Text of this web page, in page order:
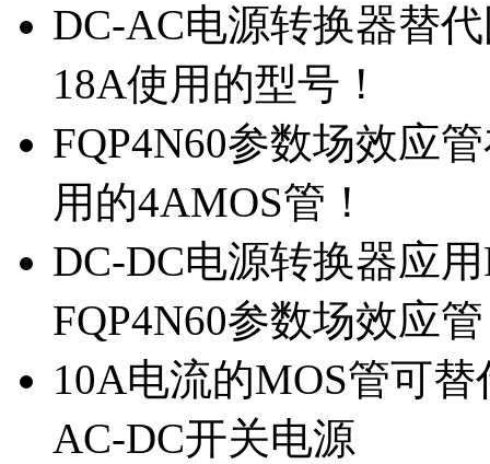
DC-AC电源转换器替
18A使用的型号！
FQP4N60参数场效应
用的4AMOS管！
DC-DC电源转换器应
FQP4N60参数场效应
10A电流的MOS管可
AC-DC开关电源